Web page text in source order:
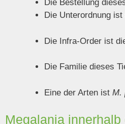
Die Bestellung
Die Unterordnung ist
Die Infra-Order ist
Die Familie dieses
Eine der Arten ist M.
Megalania